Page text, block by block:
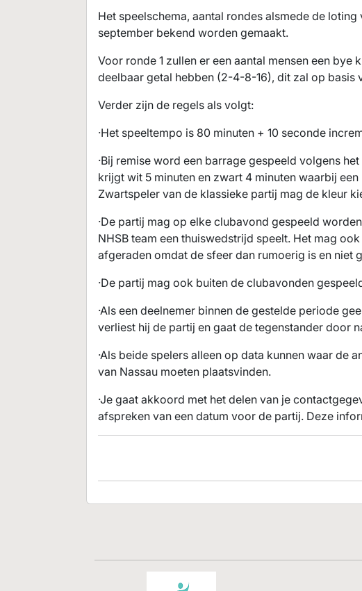
Het speelschema, aantal rondes alsmede de
september bekend worden gemaakt.
Voor ronde 1 zullen er een aantal mensen een
deelbaar getal hebben (2-4-8-16), dit zal op basis
Verder zijn de regels als volgt:
·Het speeltempo is 80 minuten + 10 seconde
·Bij remise word een barrage gespeeld volgens
krijgt wit 5 minuten en zwart 4 minuten waarbij
Zwartspeler van de klassieke partij mag de kleur
·De partij mag op elke clubavond gespeeld
NHSB team een thuiswedstrijd speelt. Het mag
afgeraden omdat de sfeer dan rumoerig is en niet
·De partij mag ook buiten de clubavonden
·Als een deelnemer binnen de gestelde periode
verliest hij de partij en gaat de tegenstander door
·Als beide spelers alleen op data kunnen waar de
van Nassau moeten plaatsvinden.
·Je gaat akkoord met het delen van je
afspreken van een datum voor de partij. Deze